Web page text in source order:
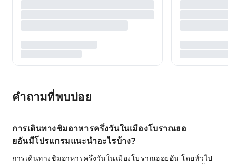
คำถามที่พบบ่อย
การเดินทางชิมอาหารครึ่งวันในเมืองโบราณฮอ
ยอันมีโปรแกรมแนะนำอะไรบ้าง?
การเดินทางชิมอาหารครึ่งวันในเมืองโบราณฮอยอัน โดยทั่วไป